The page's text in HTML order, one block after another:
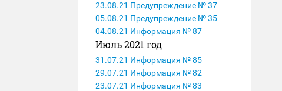
23.08.21 Предупреждение № 37
05.08.21 Предупреждение № 35
04.08.21 Информация № 87
Июль 2021 год
31.07.21 Информация № 85
29.07.21 Информация № 82
23.07.21 Информация № 83